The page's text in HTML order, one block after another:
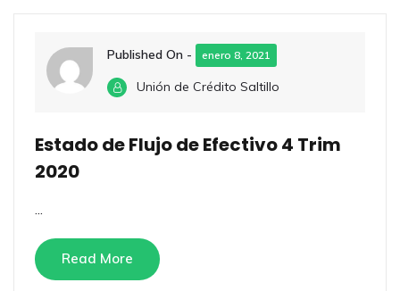
Published On - enero 8, 2021
Unión de Crédito Saltillo
Estado de Flujo de Efectivo 4 Trim
2020
...
Read More